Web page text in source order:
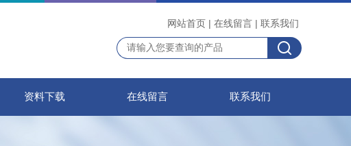
网站首页 | 在线留言 | 联系我们
资料下载 在线留言 联系我们